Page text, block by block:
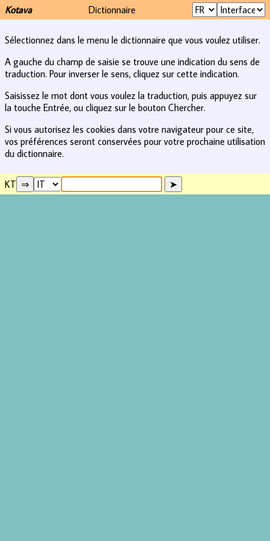
Kotava Dictionnaire
Sélectionnez dans le menu le dictionnaire que vous voulez utiliser.
A gauche du champ de saisie se trouve une indication du sens de
traduction. Pour inverser le sens, cliquez sur cette indication.
Saisissez le mot dont vous voulez la traduction, puis appuyez sur
la touche Entrée, ou cliquez sur le bouton Chercher.
Si vous autorisez les cookies dans votre navigateur pour ce site,
vos préférences seront conservées pour votre prochaine utilisation
du dictionnaire.
KT